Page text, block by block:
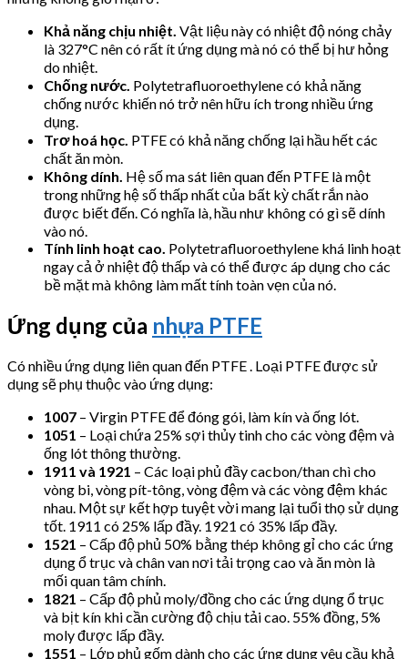
Khả năng chịu nhiệt. Vật liệu này có nhiệt độ nóng chảy
là 327°C nên có rất ít ứng dụng mà nó có thể bị hư hỏng
do nhiệt.
Chống nước. Polytetrafluoroethylene có khả năng
chống nước khiến nó trở nên hữu ích trong nhiều ứng
dụng.
Trơ hoá học. PTFE có khả năng chống lại hầu hết các
chất ăn mòn.
Không dính. Hệ số ma sát liên quan đến PTFE là một
trong những hệ số thấp nhất của bất kỳ chất rắn nào
được biết đến. Có nghĩa là, hầu như không có gì sẽ dính
vào nó.
Tính linh hoạt cao. Polytetrafluoroethylene khá linh hoạt
ngay cả ở nhiệt độ thấp và có thể được áp dụng cho các
bề mặt mà không làm mất tính toàn vẹn của nó.
Ứng dụng của nhựa PTFE
Có nhiều ứng dụng liên quan đến PTFE . Loại PTFE được sử
dụng sẽ phụ thuộc vào ứng dụng:
1007 – Virgin PTFE để đóng gói, làm kín và ống lót.
1051 – Loại chứa 25% sợi thủy tinh cho các vòng đệm và
ống lót thông thường.
1911 và 1921 – Các loại phủ đầy cacbon/than chì cho
vòng bi, vòng pít-tông, vòng đệm và các vòng đệm khác
nhau. Một sự kết hợp tuyệt vời mang lại tuổi thọ sử dụng
tốt. 1911 có 25% lấp đầy. 1921 có 35% lấp đầy.
1521 – Cấp độ phủ 50% bằng thép không gỉ cho các ứng
dụng ổ trục và chân van nơi tải trọng cao và ăn mòn là
mối quan tâm chính.
1821 – Cấp độ phủ moly/đồng cho các ứng dụng ổ trục
và bịt kín khi cần cường độ chịu tải cao. 55% đồng, 5%
moly được lấp đầy.
1551 – Lớp phủ gốm dành cho các ứng dụng yêu cầu khả